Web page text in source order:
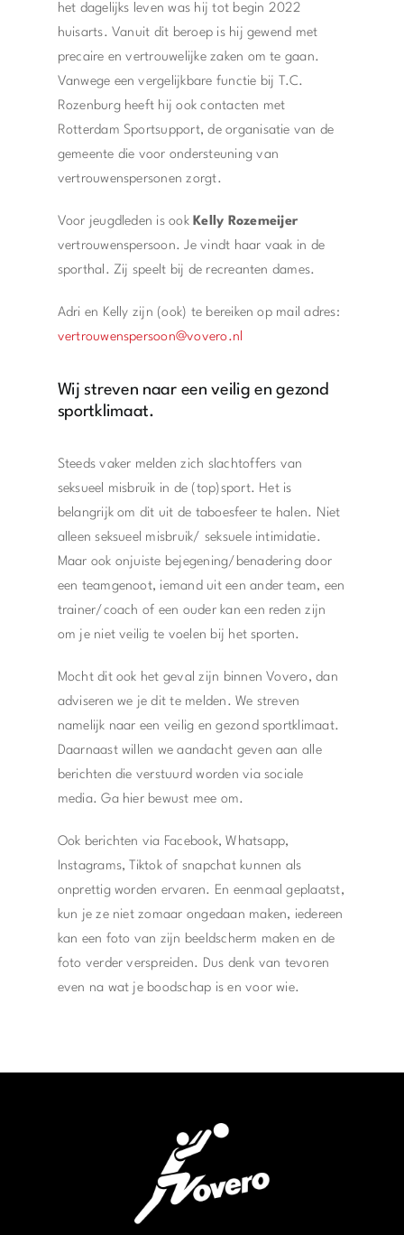
het dagelijks leven was hij tot begin 2022
huisarts. Vanuit dit beroep is hij gewend met
precaire en vertrouwelijke zaken om te gaan.
Vanwege een vergelijkbare functie bij T.C.
Rozenburg heeft hij ook contacten met
Rotterdam Sportsupport, de organisatie van de
gemeente die voor ondersteuning van
vertrouwenspersonen zorgt.
Voor jeugdleden is ook Kelly Rozemeijer
vertrouwenspersoon. Je vindt haar vaak in de
sporthal. Zij speelt bij de recreanten dames.
Adri en Kelly zijn (ook) te bereiken op mail adres:
vertrouwenspersoon@vovero.nl
Wij streven naar een veilig en gezond
sportklimaat.
Steeds vaker melden zich slachtoffers van
seksueel misbruik in de (top)sport. Het is
belangrijk om dit uit de taboesfeer te halen. Niet
alleen seksueel misbruik/ seksuele intimidatie.
Maar ook onjuiste bejegening/benadering door
een teamgenoot, iemand uit een ander team, een
trainer/coach of een ouder kan een reden zijn
om je niet veilig te voelen bij het sporten.
Mocht dit ook het geval zijn binnen Vovero, dan
adviseren we je dit te melden. We streven
namelijk naar een veilig en gezond sportklimaat.
Daarnaast willen we aandacht geven aan alle
berichten die verstuurd worden via sociale
media. Ga hier bewust mee om.
Ook berichten via Facebook, Whatsapp,
Instagrams, Tiktok of snapchat kunnen als
onprettig worden ervaren. En eenmaal geplaatst,
kun je ze niet zomaar ongedaan maken, iedereen
kan een foto van zijn beeldscherm maken en de
foto verder verspreiden. Dus denk van tevoren
even na wat je boodschap is en voor wie.